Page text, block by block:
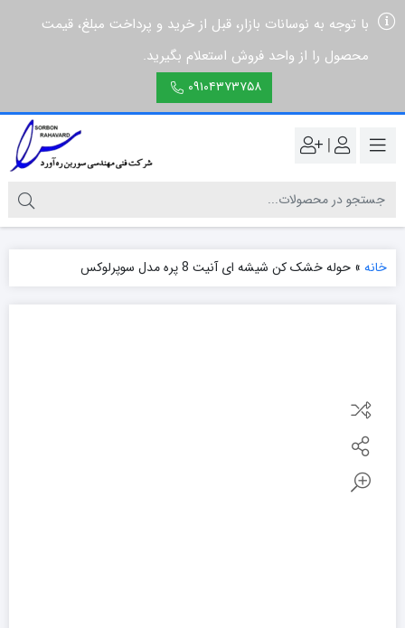
با توجه به نوسانات بازار، قبل از خرید و پرداخت مبلغ، قیمت
محصول را از واحد فروش استعلام بگیرید.
۰۹۱۰۴۳۷۳۷۵۸
|
خانه » حوله خشک کن شیشه ای آنیت 8 پره مدل سوپرلوکس